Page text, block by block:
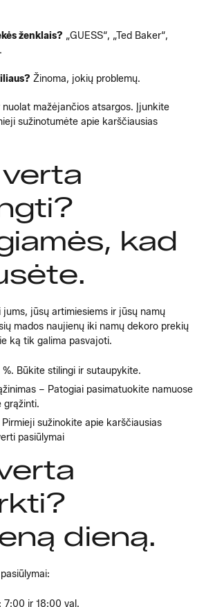
ženklais? „GUESS“, „Ted Baker“,
Žinoma, jokių problemų.
nuolat mažėjančios atsargos. Įjunkite
sužinotumėte apie karščiausias
kad
jums, jūsų artimiesiems ir jūsų namų
mados naujienų iki namų dekoro prekių
ką tik galima pasvajoti.
%. Būkite stilingi ir sutaupykite.
– Patogiai pasimatuokite namuose
grąžinti.
sužinokite apie karščiausias
pasiūlymai
dieną.
7:00 ir 18:00 val.